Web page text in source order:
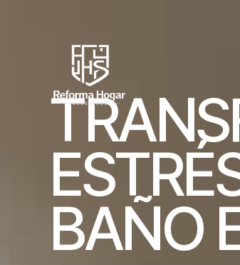
TRANS
ESTRÉ
BAÑO